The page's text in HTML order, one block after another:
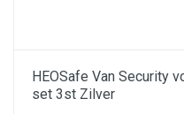
HEOSafe Van Security
set 3st Zilver